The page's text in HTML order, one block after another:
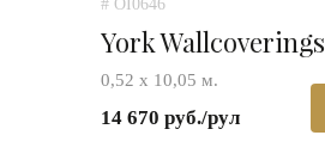
# OI0646
York Wallcoverings
0,52 х 10,05 м.
14 670 руб./рул